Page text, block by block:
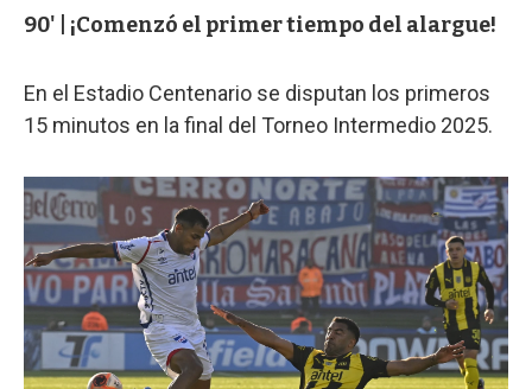
90' | ¡Comenzó el primer tiempo del alargue!
En el Estadio Centenario se disputan los primeros
15 minutos en la final del Torneo Intermedio 2025.